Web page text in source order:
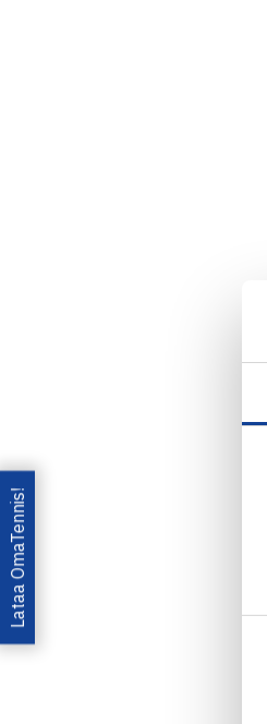
Lataa OmaTennis!